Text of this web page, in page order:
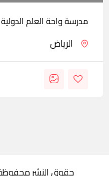
مدرسة واحة العلم الدولية
الرياض
حقوق النشر محفوظة ©